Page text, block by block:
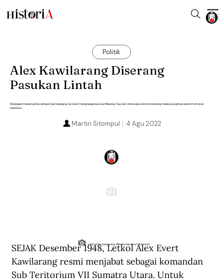
Politik
Alex Kawilarang Diserang
Pasukan Lintah
Menjelajahi medan gerilya dengan kaki telanjang, tak takut menghadapi pasukan Belanda. Tapi, lain cerita kalau ketemu binatang melata penghisap darah ini di hutan
belantara.
4 Agu 2022
Martin Sitompul
Letkol Alex Kawilarang. (Betaria Sarulina/Historia.id).
SEJAK Desember 1948, Letkol Alex Evert
Kawilarang resmi menjabat sebagai komandan
Sub Teritorium VII Sumatra Utara. Untuk